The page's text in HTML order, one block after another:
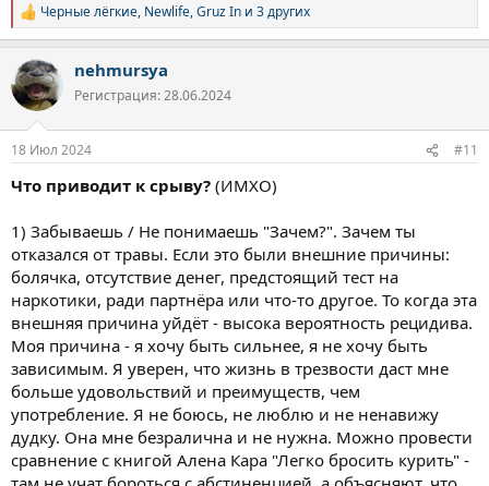
Р
е
к
ц
и
Черные лёгкие, Newlife,Gruz In и 3 других
nehmursya
Регистрация: 28.06.2024
18 Июл 2024 #11
Что приводит к срыву? (ИМХО)
1) Забываешь / Не понимаешь "Зачем?". Зачем ты
отказался от травы. Если это были внешние причины:
болячка, отсутствие денег, предстоящий тест на
наркотики, ради партнёра или что-то другое. То когда эта
внешняя причина уйдёт - высока вероятность рецидива.
Моя причина - я хочу быть сильнее, я не хочу быть
зависимым. Я уверен, что жизнь в трезвости даст мне
больше удовольствий и преимуществ, чем
употребление. Я не боюсь, не люблю и не ненавижу
дудку. Она мне безралична и не нужна. Можно провести
сравнение с книгой Алена Кара "Легко бросить курить" -